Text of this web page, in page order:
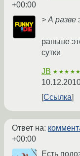
+00:00
> А разве
раньше
сутки
JB ★★★★★
Ссылка
Ответ на:
+00:00
Есть